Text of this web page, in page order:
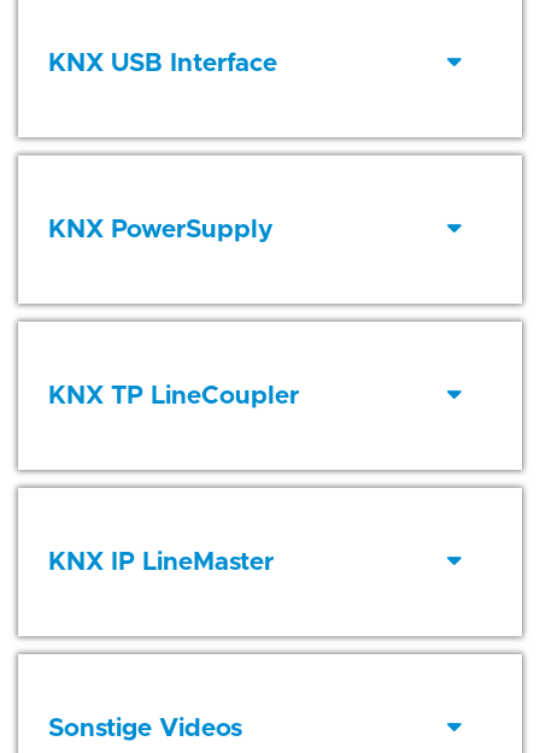
KNX USB Interface
KNX PowerSupply
KNX TP LineCoupler
KNX IP LineMaster
Sonstige Videos